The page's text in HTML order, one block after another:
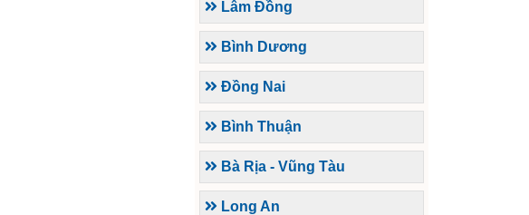
Lâm Đồng
Bình Dương
Đồng Nai
Bình Thuận
Bà Rịa - Vũng Tàu
Long An